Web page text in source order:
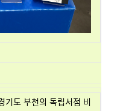
기도 부천의 독립서점 비